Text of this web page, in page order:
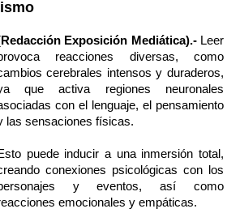
Exposición Mediática).-Leer
reacciones diversas, como
cerebrales intensos y duraderos,
que activa regiones neuronales
con el lenguaje, el pensamiento
las sensaciones físicas.
puede inducir a una inmersión total,
conexiones psicológicas con los
y eventos, así como
emocionales y empáticas.